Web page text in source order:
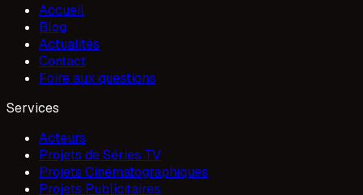
Accueil
Blog
Actualités
Contact
Foire aux questions
Services
Acteurs
Projets de Séries TV
Projets Cinématographiques
Projets Publicitaires